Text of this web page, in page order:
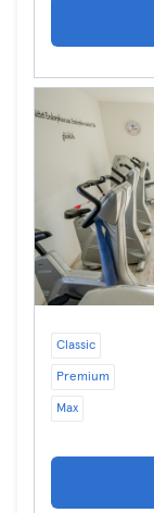
Classic
Premium
Max